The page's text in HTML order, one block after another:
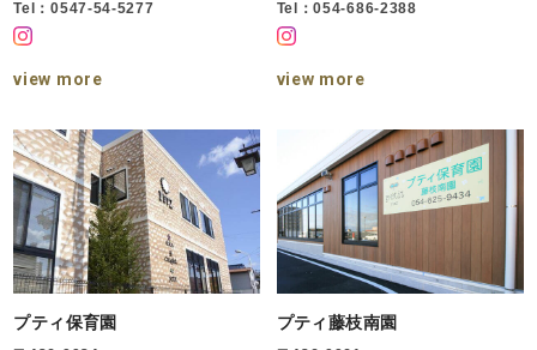
Tel：0547-54-5277
view more
Tel：054-686-2388
view more
プティ保育園 プティ藤枝南園